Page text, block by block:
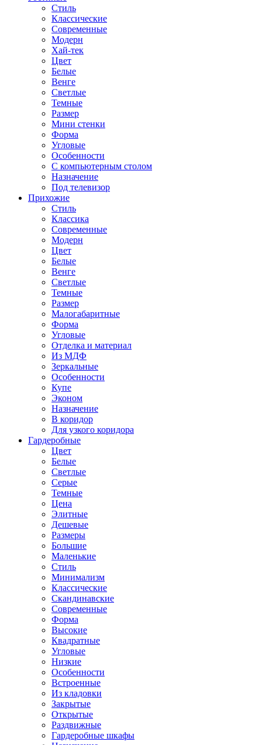
Стиль
Классические
Современные
Модерн
Хай-тек
Цвет
Белые
Венге
Светлые
Темные
Размер
Мини стенки
Форма
Угловые
Особенности
С компьютерным столом
Назначение
Под телевизор
Прихожие
Стиль
Классика
Современные
Модерн
Цвет
Белые
Венге
Светлые
Темные
Размер
Малогабаритные
Форма
Угловые
Отделка и материал
Из МДФ
Зеркальные
Особенности
Купе
Эконом
Назначение
В коридор
Для узкого коридора
Гардеробные
Цвет
Белые
Светлые
Серые
Темные
Цена
Элитные
Дешевые
Размеры
Большие
Маленькие
Стиль
Минимализм
Классические
Скандинавские
Современные
Форма
Высокие
Квадратные
Угловые
Низкие
Особенности
Встроенные
Из кладовки
Закрытые
Открытые
Раздвижные
Гардеробные шкафы